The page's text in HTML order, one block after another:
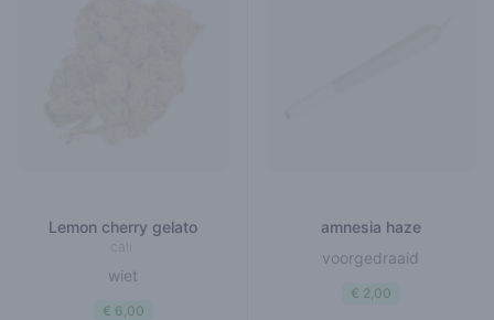
Lemon cherry gelato
wiet
€ 6,00
amnesia haze
voorgedraaid
€ 2,00